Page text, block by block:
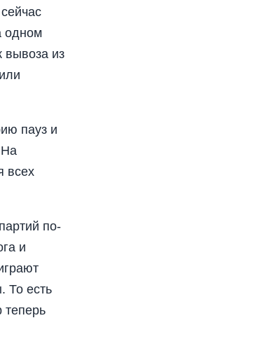
одном
вывоза из
пауз и
На
всех
по-
и
То есть
теперь